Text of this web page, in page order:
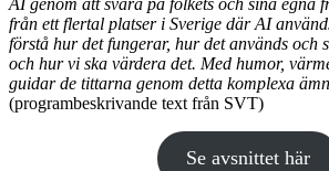
från ett flertal platser i Sverige där AI
förstå hur det fungerar, hur det används och
och hur vi ska värdera det. Med humor,
guidar de tittarna genom detta komplexa
(programbeskrivande text från SVT)
Se avsnittet här